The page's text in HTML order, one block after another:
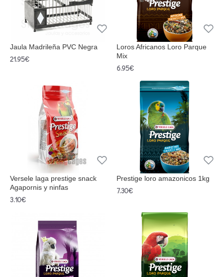
Jaula Madrileña PVC Negra
21.95€
Loros Africanos Loro Parque
Mix
6.95€
Versele laga prestige snack
Agapornis y ninfas
3.10€
Prestige loro amazonicos 1kg
7.30€